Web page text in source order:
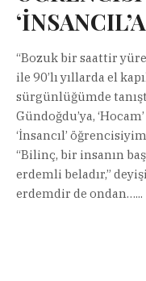
“Bozuk bir saattir
ile 90’lı yıllarda el
sürgünlüğümde
Gündoğdu’ya,
‘İnsancıl’
“Bilinç, bir insanın
erdemli beladır,”
erdemdir de ondan…...